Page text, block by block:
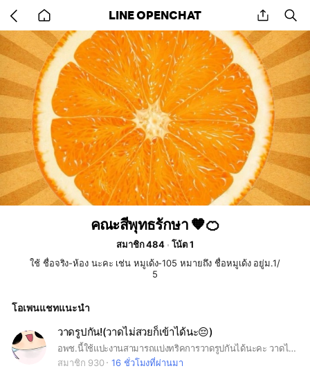
back
to
home
LINE OPENCHAT share
คณะสีพุทธรักษา 🧡🍊
สมาชิก 484
โน้ต 1
ใช้ ชื่อจริง-ห้อง นะคะ เช่น หมูเด้ง-105 หมายถึง ชื่อหมูเด้ง อยู่ม.1/
5
โอเพนแชทแนะนำ
วาดรูปกัน!(วาดไม่สวยก็เข้าได้นะ😔)
อพช.นี้ใช้แปะงานสามารถแบ่งทริคการวาดรูปกันได้นะคะ วาดไม่สวยก็เข้าได้ไม่ว่ากันน้า
สมาชิก 930
16 ชั่วโมงที่ผ่านมา